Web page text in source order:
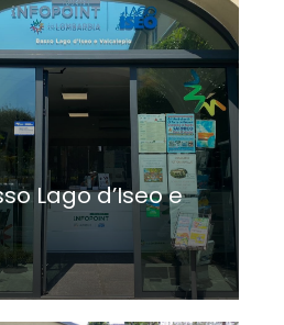
Lago d’Iseo e